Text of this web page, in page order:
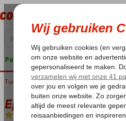
Pakketgarantie
Home
Turkije Egeische kust Kusadasi Long Beach
Ephesia Resort
All Inclusive- Hotel